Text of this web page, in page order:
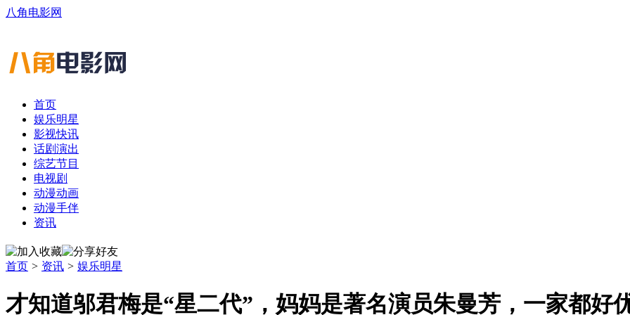
八角电影网
首页
娱乐明星
影视快讯
话剧演出
综艺节目
电视剧
动漫动画
动漫手伴
资讯
首页 > 资讯 > 娱乐明星
才知道邬君梅是“星二代”，妈妈是著名演员朱曼芳，一家都好